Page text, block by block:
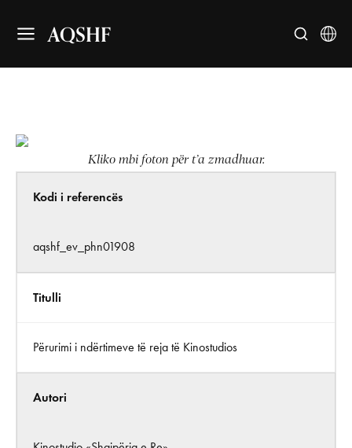
AQSHF
Kliko mbi foton për t’a zmadhuar.
Kodi i referencës
aqshf_ev_phn01908
Titulli
Përurimi i ndërtimeve të reja të Kinostudios
Autori